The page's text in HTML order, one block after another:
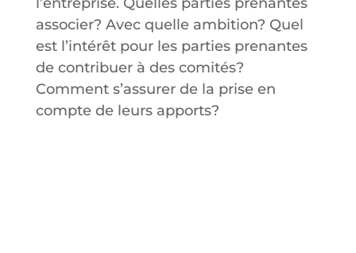
l’entreprise. Quelles parties prenantes
associer? Avec quelle ambition? Quel
est l’intérêt pour les parties prenantes
de contribuer à des comités?
Comment s’assurer de la prise en
compte de leurs apports?